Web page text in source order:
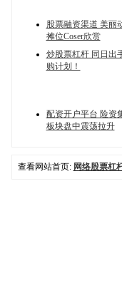
股票融资渠道 美丽
摊位Coser欣赏
炒股票杠杆 同日出
购计划！
配资开户平台 险资
板块盘中震荡拉升
查看网站首页: 网络股票杠